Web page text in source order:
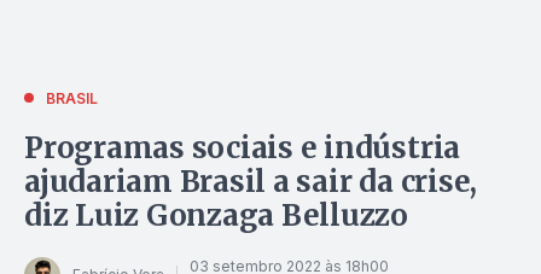
BRASIL
Programas sociais e indústria
ajudariam Brasil a sair da crise,
diz Luiz Gonzaga Belluzzo
03 setembro 2022 às 18h00